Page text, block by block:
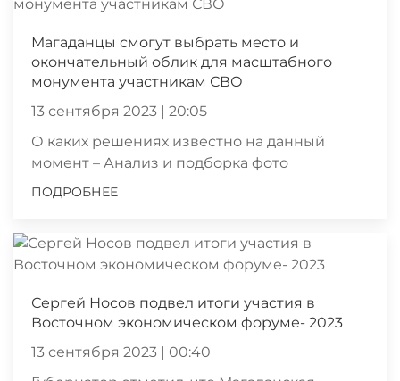
Магаданцы смогут выбрать место и
окончательный облик для масштабного
монумента участникам СВО
13 сентября 2023 | 20:05
О каких решениях известно на данный
момент – Анализ и подборка фото
ПОДРОБНЕЕ
Сергей Носов подвел итоги участия в
Восточном экономическом форуме- 2023
13 сентября 2023 | 00:40